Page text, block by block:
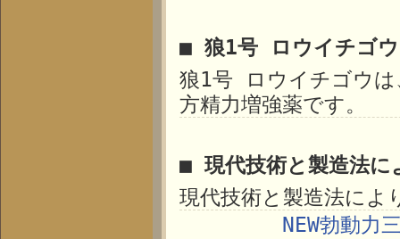
■ 狼1号 ロウイチゴウ
狼1号 ロウイチゴウは
方精力増強薬です。
■ 現代技術と製造法に
現代技術と製造法によ
NEW勃動力